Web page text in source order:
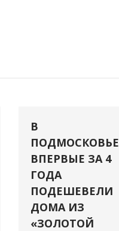
В
ПОДМОСКОВЬЕ
ВПЕРВЫЕ ЗА 4
ГОДА
ПОДЕШЕВЕЛИ
ДОМА ИЗ
«ЗОЛОТОЙ